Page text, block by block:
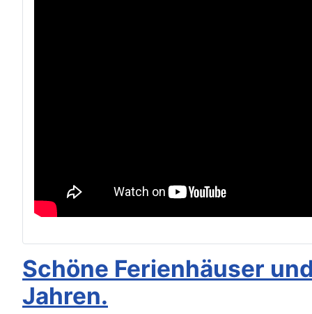
Schöne Ferienhäuser
Jahren.